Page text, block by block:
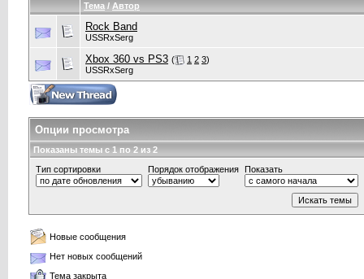
Тема / Автор
Rock Band
USSRxSerg
Xbox 360 vs PS3 ( 1 2 3)
USSRxSerg
Опции просмотра
Показаны темы с 1 по 2 из 2
Тип сортировки
Порядок отображения Показать
Новые сообщения
Нет новых сообщений
Тема закрыта